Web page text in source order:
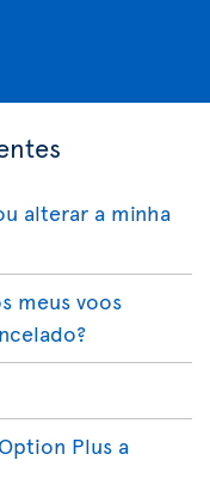
alterar a minha
meus voos
Plus a